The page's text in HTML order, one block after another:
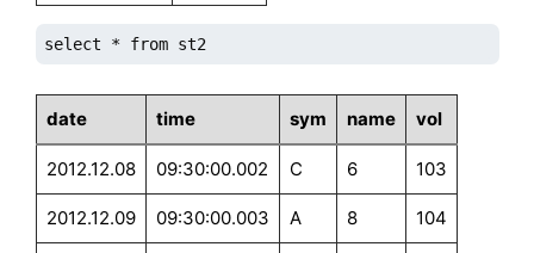
select * from st2
date time sym name vol
2012.12.08 09:30:00.002 C 6 103
2012.12.09 09:30:00.003 A 8 104